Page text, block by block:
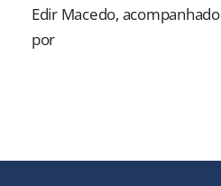
Edir Macedo, acompanhado
por